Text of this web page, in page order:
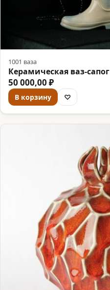
1001 ваза
Керамическая ваз-сапог
50 000,00 ₽
В корзину ♡